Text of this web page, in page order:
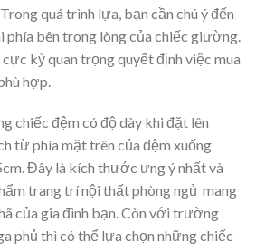
quá trình lựa, bạn cần chú ý đến
phía bên trong lòng của chiếc giường.
kỳ quan trọng quyết định việc mua
hợp.
chiếc đệm có độ dày khi đặt lên
từ phía mặt trên của đệm xuống
Đây là kích thước ưng ý nhất và
trang trí nội thất phòng ngủ mang
của gia đình bạn. Còn với trường
phủ thì có thể lựa chọn những chiếc